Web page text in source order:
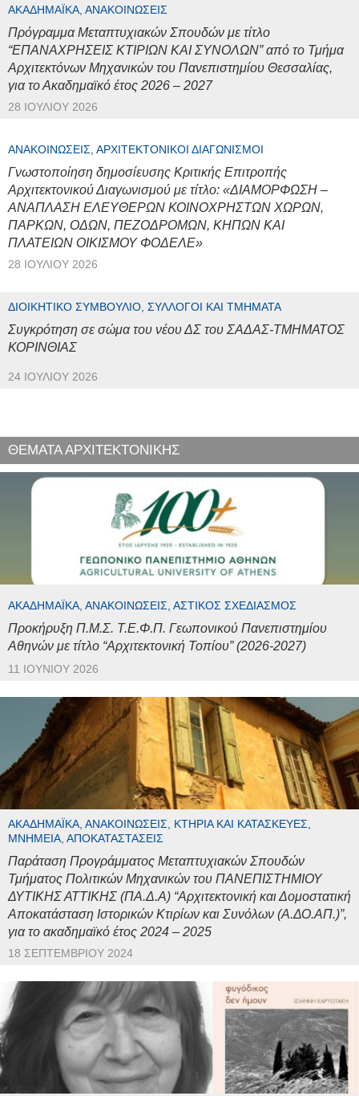
ΑΚΑΔΗΜΑΪΚΆ, ΑΝΑΚΟΙΝΏΣΕΙΣ
Πρόγραμμα Μεταπτυχιακών Σπουδών με τίτλο
“ΕΠΑΝΑΧΡΗΣΕΙΣ ΚΤΙΡΙΩΝ ΚΑΙ ΣΥΝΟΛΩΝ” από το Τμήμα
Αρχιτεκτόνων Μηχανικών του Πανεπιστημίου Θεσσαλίας,
για το Ακαδημαϊκό έτος 2026 – 2027
28 ΙΟΥΛΊΟΥ 2026
ΑΝΑΚΟΙΝΏΣΕΙΣ, ΑΡΧΙΤΕΚΤΟΝΙΚΟΊ ΔΙΑΓΩΝΙΣΜΟΊ
Γνωστοποίηση δημοσίευσης Κριτικής Επιτροπής
Αρχιτεκτονικού Διαγωνισμού με τίτλο: «ΔΙΑΜΟΡΦΩΣΗ –
ΑΝΑΠΛΑΣΗ ΕΛΕΥΘΕΡΩΝ ΚΟΙΝΟΧΡΗΣΤΩΝ ΧΩΡΩΝ,
ΠΑΡΚΩΝ, ΟΔΩΝ, ΠΕΖΟΔΡΟΜΩΝ, ΚΗΠΩΝ ΚΑΙ
ΠΛΑΤΕΙΩΝ ΟΙΚΙΣΜΟΥ ΦΟΔΕΛΕ»
28 ΙΟΥΛΊΟΥ 2026
ΔΙΟΙΚΗΤΙΚΌ ΣΥΜΒΟΎΛΙΟ, ΣΎΛΛΟΓΟΙ ΚΑΙ ΤΜΉΜΑΤΑ
Συγκρότηση σε σώμα του νέου ΔΣ του ΣΑΔΑΣ-ΤΜΗΜΑΤΟΣ
ΚΟΡΙΝΘΙΑΣ
24 ΙΟΥΛΊΟΥ 2026
ΘΕΜΑΤΑ ΑΡΧΙΤΕΚΤΟΝΙΚΗΣ
ΑΚΑΔΗΜΑΪΚΆ, ΑΝΑΚΟΙΝΏΣΕΙΣ, ΑΣΤΙΚΌΣ ΣΧΕΔΙΑΣΜΌΣ
Προκήρυξη Π.Μ.Σ. Τ.Ε.Φ.Π. Γεωπονικού Πανεπιστημίου
Αθηνών με τίτλο “Αρχιτεκτονική Τοπίου” (2026-2027)
11 ΙΟΥΝΊΟΥ 2026
ΑΚΑΔΗΜΑΪΚΆ, ΑΝΑΚΟΙΝΏΣΕΙΣ, ΚΤΉΡΙΑ ΚΑΙ ΚΑΤΑΣΚΕΥΈΣ,
ΜΝΗΜΕΊΑ, ΑΠΟΚΑΤΑΣΤΆΣΕΙΣ
Παράταση Προγράμματος Μεταπτυχιακών Σπουδών
Τμήματος Πολιτικών Μηχανικών του ΠΑΝΕΠΙΣΤΗΜΙΟΥ
ΔΥΤΙΚΗΣ ΑΤΤΙΚΗΣ (ΠΑ.Δ.Α) “Αρχιτεκτονική και Δομοστατική
Αποκατάσταση Ιστορικών Κτιρίων και Συνόλων (Α.ΔΟ.ΑΠ.)”,
για το ακαδημαϊκό έτος 2024 – 2025
18 ΣΕΠΤΕΜΒΡΊΟΥ 2024